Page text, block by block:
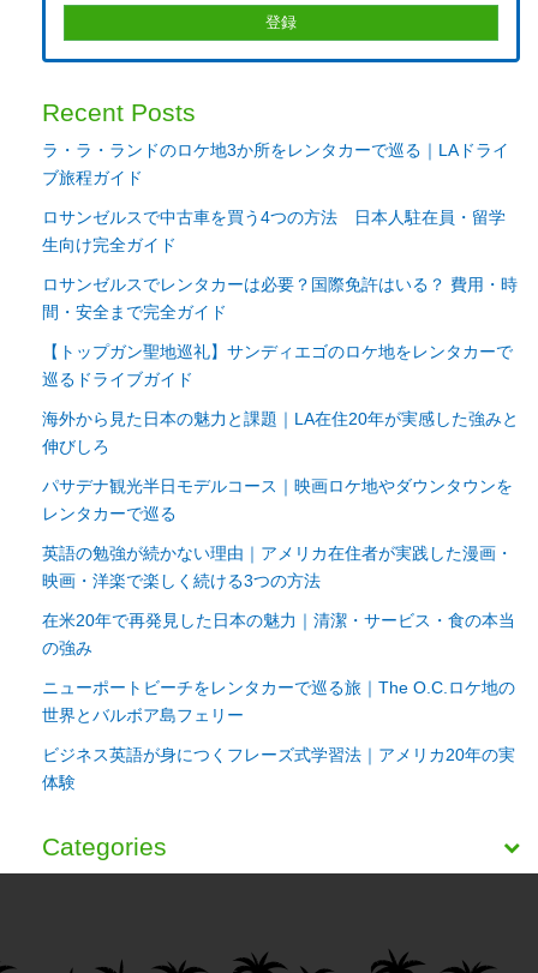
Recent Posts
ラ・ラ・ランドのロケ地3か所をレンタカーで巡る｜LAドライ
ブ旅程ガイド
ロサンゼルスで中古車を買う4つの方法 日本人駐在員・留学
生向け完全ガイド
ロサンゼルスでレンタカーは必要？国際免許はいる？ 費用・時
間・安全まで完全ガイド
【トップガン聖地巡礼】サンディエゴのロケ地をレンタカーで
巡るドライブガイド
海外から見た日本の魅力と課題｜LA在住20年が実感した強みと
伸びしろ
パサデナ観光半日モデルコース｜映画ロケ地やダウンタウンを
レンタカーで巡る
英語の勉強が続かない理由｜アメリカ在住者が実践した漫画・
映画・洋楽で楽しく続ける3つの方法
在米20年で再発見した日本の魅力｜清潔・サービス・食の本当
の強み
ニューポートビーチをレンタカーで巡る旅｜The O.C.ロケ地の
世界とバルボア島フェリー
ビジネス英語が身につくフレーズ式学習法｜アメリカ20年の実
体験
Categories